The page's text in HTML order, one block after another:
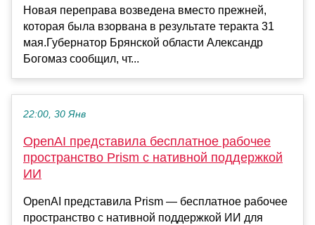
Новая переправа возведена вместо прежней,
которая была взорвана в результате теракта 31
мая.Губернатор Брянской области Александр
Богомаз сообщил, чт...
22:00, 30 Янв
OpenAI представила бесплатное рабочее
пространство Prism с нативной поддержкой
ИИ
OpenAI представила Prism — бесплатное рабочее
пространство с нативной поддержкой ИИ для